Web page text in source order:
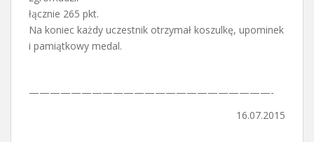
łącznie 265 pkt.
Na koniec każdy uczestnik otrzymał koszulkę, upominek
i pamiątkowy medal.
———————————————————————-
16.07.2015